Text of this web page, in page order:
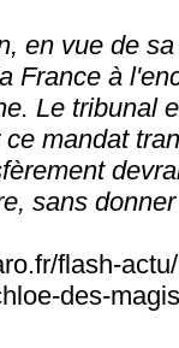
en vue de
France à
Le tribunal
mandat
sans
flash-
des-